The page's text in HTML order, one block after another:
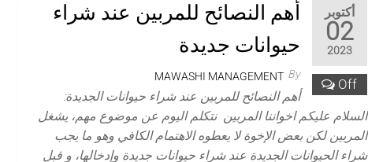
أكتوبر
02
2023
Off
أهم النصائح للمربين عند شراء
حيوانات جديدة
By
MAWASHI MANAGEMENT
أهم النصائح للمربين عند شراء حيوانات الجديدة:
السلام عليكم اخواننا المربين نتكلم اليوم عن موضوع مهم، يشغل
المربين لكن بعض الإخوة لا يعطوه الاهتمام الكافي وهو ما يجب
شراء الحيوانات الجديدة عند شراء حيوانات جديدة وإدخالها، و قبل